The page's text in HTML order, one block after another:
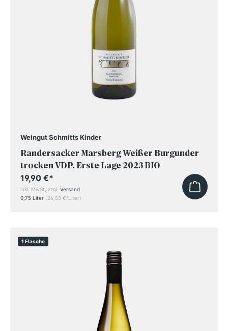
Weingut Schmitts Kinder
Randersacker Marsberg Weißer Burgunder
trocken VDP. Erste Lage 2023 BIO
19,90 €*
inkl. MwSt, zzgl. Versand
0,75 Liter (26,53 €/Liter)
1 Flasche